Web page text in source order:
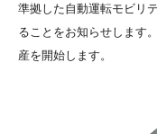
準拠した自動運転モビリ
ることをお知らせします
産を開始します。